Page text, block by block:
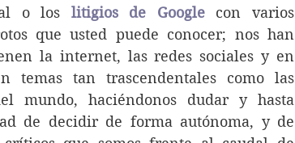
o los litigios de Google
con varios
que usted puede conocer; nos han
la internet, las redes sociales y en
temas tan trascendentales como las
mundo, haciéndonos dudar y hasta
de decidir de forma autónoma, y de